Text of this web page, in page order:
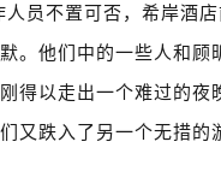
员不置可否，希岸酒
。他们中的一些人和顾
得以走出一个难过的夜
又跌入了另一个无措的